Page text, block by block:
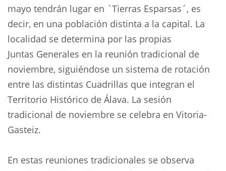
mayo tendrán lugar en `Tierras Esparsas´, es
decir, en una población distinta a la capital. La
localidad se determina por las propias
Juntas Generales en la reunión tradicional de
noviembre, siguiéndose un sistema de rotación
entre las distintas Cuadrillas que integran el
Territorio Histórico de Álava. La sesión
tradicional de noviembre se celebra en Vitoria-
Gasteiz.
En estas reuniones tradicionales se observa